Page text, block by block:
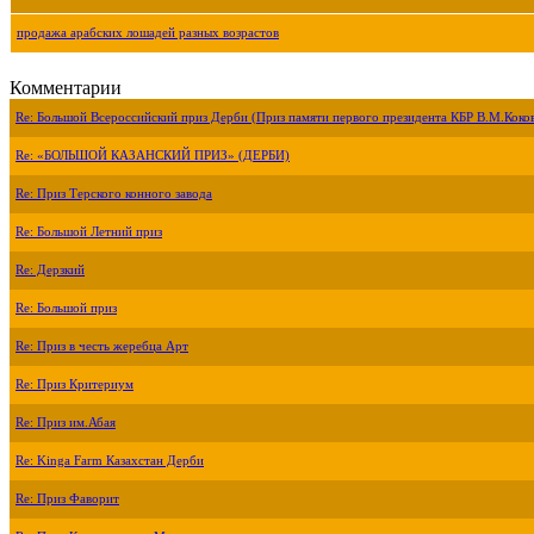
продажа арабских лошадей разных возрастов
Комментарии
Re: Большой Всероссийский приз Дерби (Приз памяти первого президента КБР
Re: «БОЛЬШОЙ КАЗАНСКИЙ ПРИЗ» (ДЕРБИ)
Re: Приз Терского конного завода
Re: Большой Летний приз
Re: Дерзкий
Re: Большой приз
Re: Приз в честь жеребца Арт
Re: Приз Критериум
Re: Приз им.Абая
Re: Kinga Farm Казахстан Дерби
Re: Приз Фаворит